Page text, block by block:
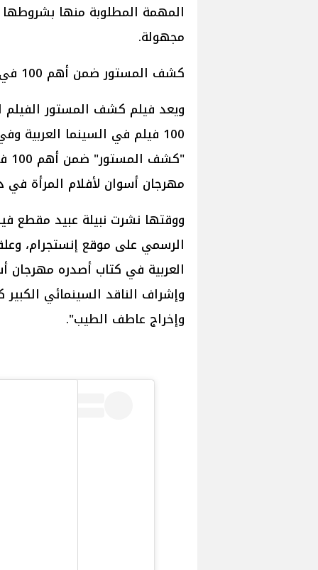
المهمة المطلوبة منها
مجهولة.
كشف المستور ضمن أهم 100 في السينما العربية
ويعد فيلم كشف المستور الفيلم
مهرجان أسوان لأفلام المرأة في
ووقتها نشرت نبيلة عبيد مقطع
الرسمي على موقع إنستجرام،
العربية في كتاب أصدره مهرجان
وإشراف الناقد السينمائي
وإخراج عاطف الطيب".